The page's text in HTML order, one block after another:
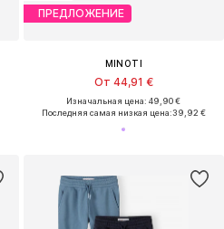
ПРЕДЛОЖЕНИЕ
MINOTI
От 44,91 €
Изначальная цена: 49,90 €
Последняя самая низкая цена:39,92 €